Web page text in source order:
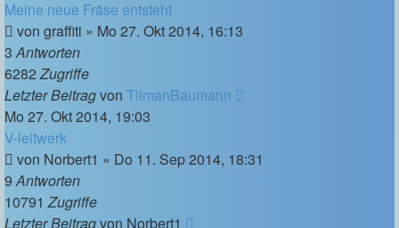
Meine neue Fräse entsteht
von graffiti » Mo 27. Okt 2014, 16:13
3Antworten
6282Zugriffe
Letzter Beitragvon TilmanBaumann
Mo 27. Okt 2014, 19:03
V-leitwerk
von Norbert1 » Do 11. Sep 2014, 18:31
9Antworten
10791Zugriffe
Letzter Beitragvon Norbert1